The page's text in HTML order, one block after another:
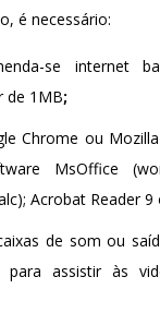
é necessário:
se internet
de 1MB;
Chrome ou
MsOffice
Acrobat Reader 9
de som ou
assistir às